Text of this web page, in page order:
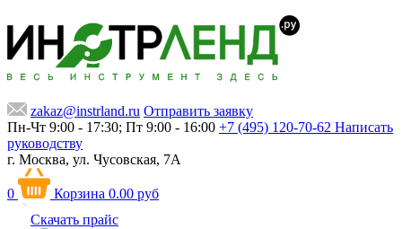
zakaz@instrland.ru Отправить заявку
Пн-Чт 9:00 - 17:30; Пт 9:00 - 16:00 +7 (495) 120-70-62 Написать
руководству
г. Москва, ул. Чусовская, 7А
0 Корзина 0.00 руб
Скачать прайс